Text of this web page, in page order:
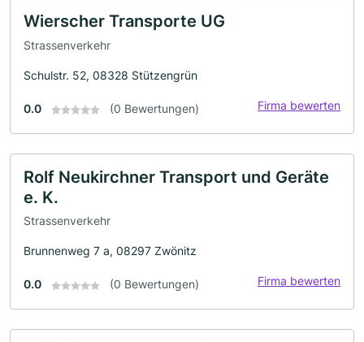
Wierscher Transporte UG
Strassenverkehr
Schulstr. 52, 08328 Stützengrün
0.0 (0 Bewertungen) Firma bewerten
Rolf Neukirchner Transport und Geräte
e. K.
Strassenverkehr
Brunnenweg 7 a, 08297 Zwönitz
0.0 (0 Bewertungen) Firma bewerten